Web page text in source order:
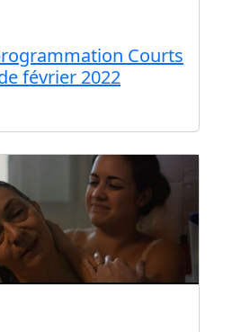
Courts
février 2022